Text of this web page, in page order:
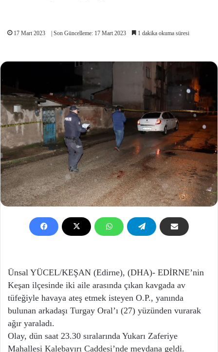
17 Mart 2023 | Son Güncelleme: 17 Mart 2023 1 dakika okuma süresi
Ünsal YÜCEL/KEŞAN (Edirne), (DHA)- EDİRNE’nin
Keşan ilçesinde iki aile arasında çıkan kavgada av
tüfeğiyle havaya ateş etmek isteyen O.P., yanında
bulunan arkadaşı Turgay Oral’ı (27) yüzünden vurarak
ağır yaraladı.
Olay, dün saat 23.30 sıralarında Yukarı Zaferiye
Mahallesi Kalebayırı Caddesi’nde meydana geldi.